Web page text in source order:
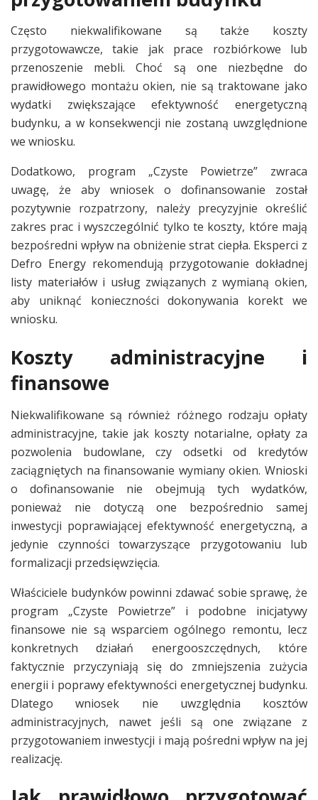
Często niekwalifikowane są także koszty
przygotowawcze, takie jak prace rozbiórkowe lub
przenoszenie mebli. Choć są one niezbędne do
prawidłowego montażu okien, nie są traktowane jako
wydatki zwiększające efektywność energetyczną
budynku, a w konsekwencji nie zostaną uwzględnione
we wniosku.
Dodatkowo, program „Czyste Powietrze” zwraca
uwagę, że aby wniosek o dofinansowanie został
pozytywnie rozpatrzony, należy precyzyjnie określić
zakres prac i wyszczególnić tylko te koszty, które mają
bezpośredni wpływ na obniżenie strat ciepła. Eksperci z
Defro Energy rekomendują przygotowanie dokładnej
listy materiałów i usług związanych z wymianą okien,
aby uniknąć konieczności dokonywania korekt we
wniosku.
Koszty administracyjne i
finansowe
Niekwalifikowane są również różnego rodzaju opłaty
administracyjne, takie jak koszty notarialne, opłaty za
pozwolenia budowlane, czy odsetki od kredytów
zaciągniętych na finansowanie wymiany okien. Wnioski
o dofinansowanie nie obejmują tych wydatków,
ponieważ nie dotyczą one bezpośrednio samej
inwestycji poprawiającej efektywność energetyczną, a
jedynie czynności towarzyszące przygotowaniu lub
formalizacji przedsięwzięcia.
Właściciele budynków powinni zdawać sobie sprawę, że
program „Czyste Powietrze” i podobne inicjatywy
finansowe nie są wsparciem ogólnego remontu, lecz
konkretnych działań energooszczędnych, które
faktycznie przyczyniają się do zmniejszenia zużycia
energii i poprawy efektywności energetycznej budynku.
Dlatego wniosek nie uwzględnia kosztów
administracyjnych, nawet jeśli są one związane z
przygotowaniem inwestycji i mają pośredni wpływ na jej
realizację.